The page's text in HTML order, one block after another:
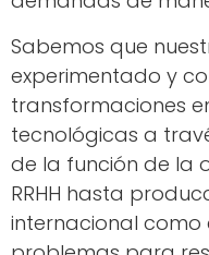
Sabemos que
experimentado y
transformaciones
tecnológicas a
de la función de la
RRHH hasta
internacional como